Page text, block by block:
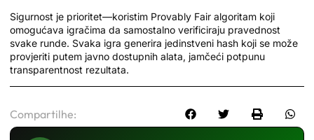
Sigurnost je prioritet—koristim Provably Fair algoritam koji
omogućava igračima da samostalno verificiraju pravednost
svake runde. Svaka igra generira jedinstveni hash koji se može
provjeriti putem javno dostupnih alata, jamčeći potpunu
transparentnost rezultata.
Compartilhe: